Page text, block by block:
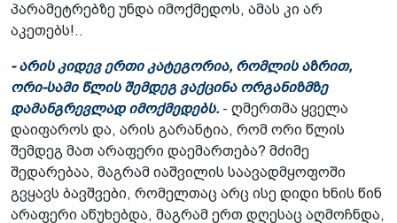
პარამეტრებზე უნდა იმოქმედოს, ამას კი არ
აკეთებს!..
- არის კიდევ ერთი კატეგორია, რომლის აზრით,
ორი-სამი წლის შემდეგ ვაქცინა ორგანიზმზე
დამანგრევლად იმოქმედებს. - ღმერთმა ყველა
დაიფაროს და, არის გარანტია, რომ ორი წლის
შემდეგ მათ არაფერი დაემართება? მძიმე
შედარებაა, მაგრამ იაშვილის საავადმყოფოში
გვყავს ბავშვები, რომელთაც არც ისე დიდი ხნის წინ
არაფერი აწუხებდა, მაგრამ ერთ დღესაც აღმოჩნდა,